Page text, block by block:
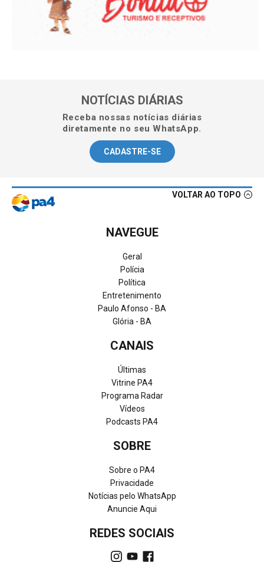
NOTÍCIAS DIÁRIAS
Receba nossas notícias diárias
diretamente no seu WhatsApp.
CADASTRE-SE
VOLTAR AO TOPO
NAVEGUE
Geral
Polícia
Política
Entretenimento
Paulo Afonso - BA
Glória - BA
CANAIS
Últimas
Vitrine PA4
Programa Radar
Vídeos
Podcasts PA4
SOBRE
Sobre o PA4
Privacidade
Notícias pelo WhatsApp
Anuncie Aqui
REDES SOCIAIS